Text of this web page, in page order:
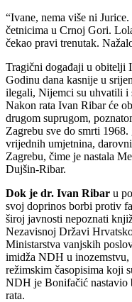
“Ivane, nema više ni
četnicima u Crnoj Gori.
čekao pravi trenutak.
Tragični događaji u obitelji
Godinu dana kasnije u
ilegali, Nijemci su uhvatili
Nakon rata Ivan Ribar će
drugom suprugom,
Zagrebu sve do smrti
vrijednih umjetnina,
Zagrebu, čime je nastala
Dujšin-Ribar.
Dok je dr. Ivan Ribar u
svoj doprinos borbi protiv
široj javnosti nepoznati
Nezavisnoj Državi
Ministarstva vanjskih
imidža NDH u inozemstvu,
režimskim časopisima koji
NDH je Bonifačić nastavio
rata.